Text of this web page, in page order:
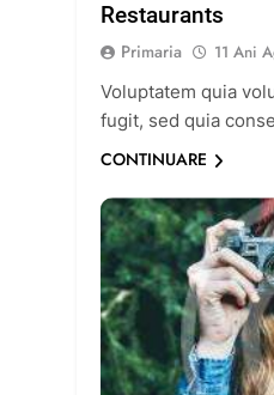
Restaurants
Primaria 11 Ani
Voluptatem quia
fugit, sed quia
CONTINUARE